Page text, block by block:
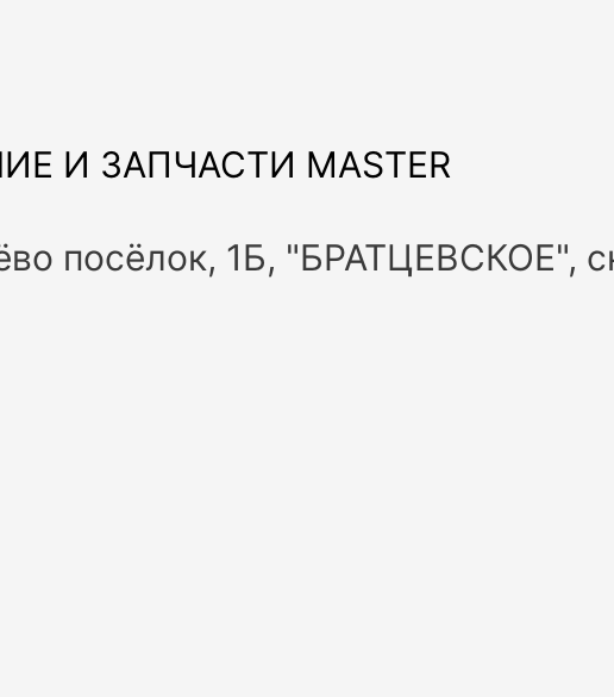
И ЗАПЧАСТИ MASTER
посёлок, 1Б, "БРАТЦЕВСКОЕ",